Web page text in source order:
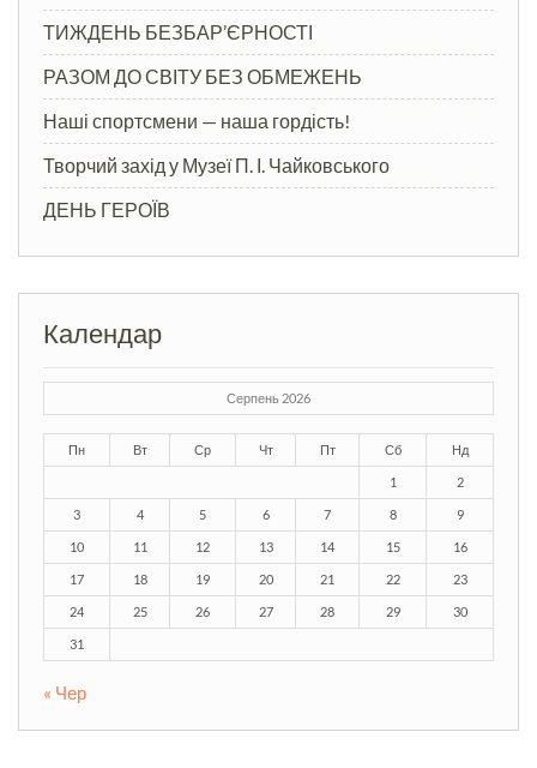
ТИЖДЕНЬ БЕЗБАР’ЄРНОСТІ
РАЗОМ ДО СВІТУ БЕЗ ОБМЕЖЕНЬ
Наші спортсмени — наша гордість!
Творчий захід у Музеї П. І. Чайковського
ДЕНЬ ГЕРОЇВ
Календар
Серпень 2026
Пн Вт Ср Чт Пт Сб Нд
1 2
3 4 5 6 7 8 9
10 11 12 13 14 15 16
17 18 19 20 21 22 23
24 25 26 27 28 29 30
31
« Чер